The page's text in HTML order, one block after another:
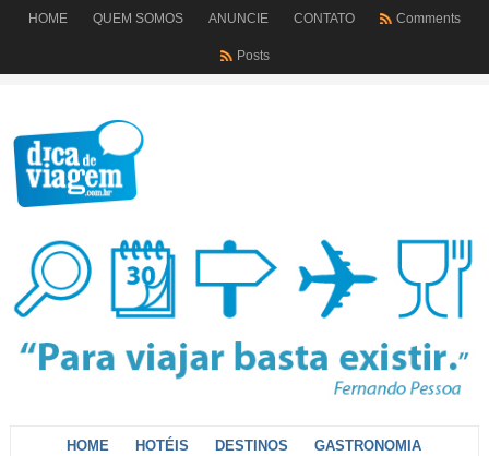
HOME QUEM SOMOS ANUNCIE CONTATO Comments
Posts
HOME HOTÉIS DESTINOS GASTRONOMIA